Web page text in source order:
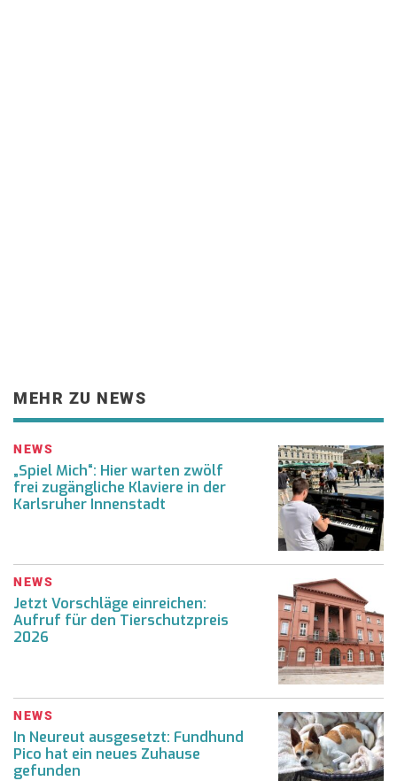
MEHR ZU NEWS
NEWS
„Spiel Mich“: Hier warten zwölf
frei zugängliche Klaviere in der
Karlsruher Innenstadt
NEWS
Jetzt Vorschläge einreichen:
Aufruf für den Tierschutzpreis
2026
NEWS
In Neureut ausgesetzt: Fundhund
Pico hat ein neues Zuhause
gefunden